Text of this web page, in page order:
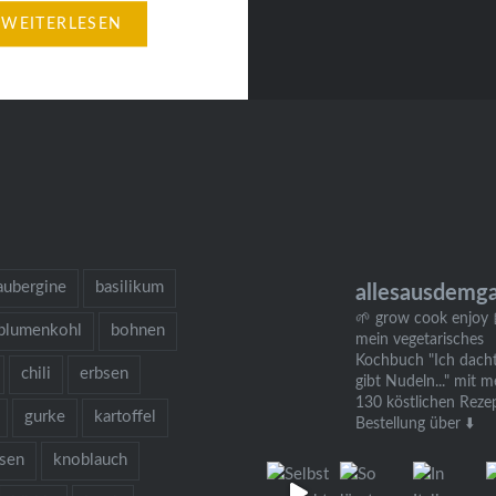
hätte ich
mit
WEITERLESEN
basilikum
blumenkohl bohnen
chili erbsen
gurke kartoffel
knoblauch
🌱 grow cook enjoy
mein vegetarisches
Kochbuch "Ich
gibt Nudeln..." mit
130 köstlichen
Bestellung über ⬇️